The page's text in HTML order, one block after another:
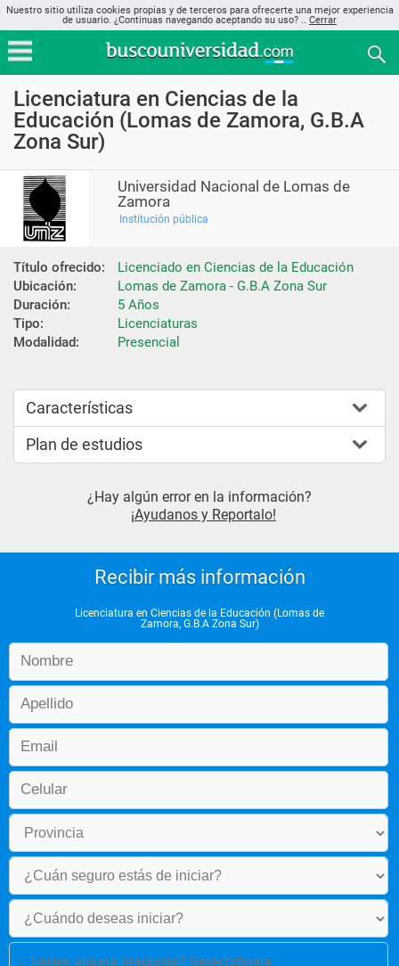
Nuestro sitio utiliza cookies propias y de terceros para ofrecerte una mejor experiencia
de usuario. ¿Continuas navegando aceptando su uso? .. Cerrar
Licenciatura en Ciencias de la
Educación (Lomas de Zamora, G.B.A
Zona Sur)
Universidad Nacional de Lomas de
Zamora
Institución pública
Título ofrecido:
Licenciado en Ciencias de la Educación
Ubicación:
Lomas de Zamora - G.B.A Zona Sur
Duración:
5 Años
Tipo:
Licenciaturas
Modalidad:
Presencial
Características
Plan de estudios
¿Hay algún error en la información?
¡Ayudanos y Reportalo!
Recibir más información
Licenciatura en Ciencias de la Educación (Lomas de
Zamora, G.B.A Zona Sur)
¿Tienes alguna pregunta? Selecciónala